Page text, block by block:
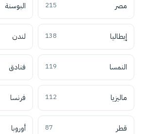
مصر 215 البوسنة
إيطاليا 138 لندن
النمسا 119 فنادق
ماليزيا 112 فرنسا
قطر 87 أوروبا